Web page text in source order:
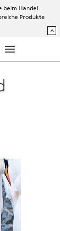
beim Handel
Produkte
^